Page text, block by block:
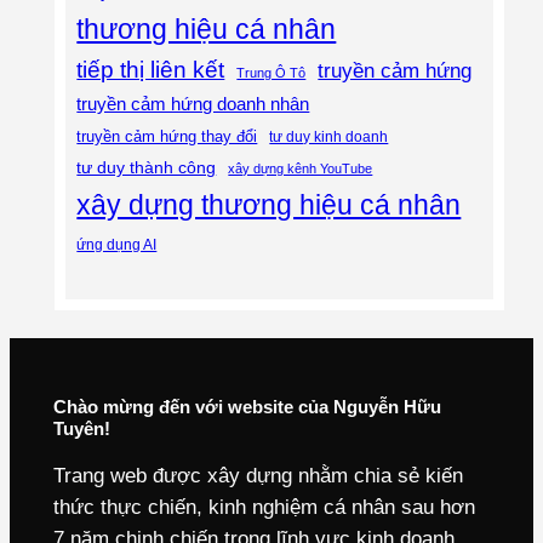
thương hiệu cá nhân
tiếp thị liên kết Trung Ô Tô truyền cảm hứng
truyền cảm hứng doanh nhân
truyền cảm hứng thay đổi tư duy kinh doanh
tư duy thành công xây dựng kênh YouTube
xây dựng thương hiệu cá nhân
ứng dụng AI
Chào mừng đến với website của Nguyễn Hữu
Tuyên!
Trang web được xây dựng nhằm chia sẻ kiến
thức thực chiến, kinh nghiệm cá nhân sau hơn
7 năm chinh chiến trong lĩnh vực kinh doanh